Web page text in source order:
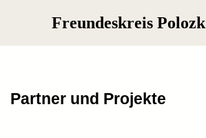
Freundeskreis Polozk
Partner und Projekte